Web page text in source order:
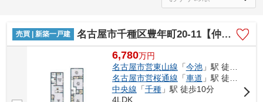
売買 | 新築一戸建 名古屋市千種区豊年町20-11【仲介手数料無料】新築一戸建て
6,780万円
名古屋市営東山線 「今池」駅 徒歩10分
名古屋市営桜通線 「車道 」駅 徒歩10分
中央線 「千種」駅 徒歩10分
4LDK